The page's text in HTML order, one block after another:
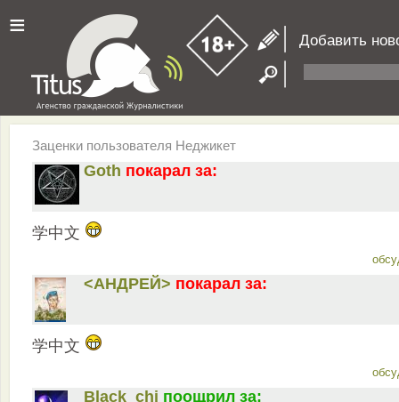
≡ Добавить
Заценки пользователя Неджикет
Goth покарал за:
学中文
<АНДРЕЙ> покарал за:
学中文
Black_chi поощрил за: